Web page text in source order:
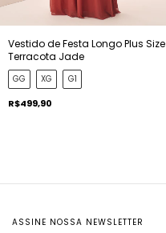
Vestido de Festa Longo Plus Size
Terracota Jade
GG XG G1
R$499,90
ASSINE NOSSA NEWSLETTER